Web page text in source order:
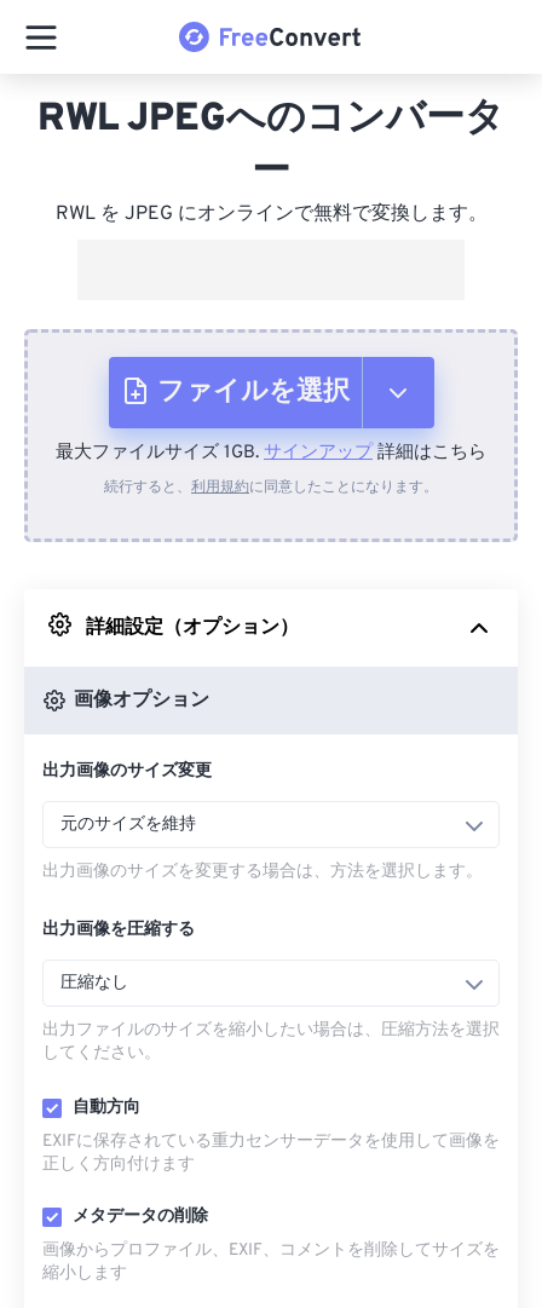
RWL JPEGへのコンバータ
ー
RWL を JPEG にオンラインで無料で変換します。
ファイルを選択
デバイスから
Googleドライブから
URLから
最大ファイルサイズ 1GB. サインアップ詳細はこちら
続行すると、 利用規約に同意したことになります。
詳細設定（オプション）
画像オプション
出力画像のサイズ変更
元のサイズを維持
出力画像のサイズを変更する場合は、方法を選択します。
出力画像を圧縮する
圧縮なし
出力ファイルのサイズを縮小したい場合は、圧縮方法を選択
してください。
自動方向
EXIFに保存されている重力センサーデータを使用して画像を
正しく方向付けます
メタデータの削除
画像からプロファイル、EXIF、コメントを削除してサイズを
縮小します